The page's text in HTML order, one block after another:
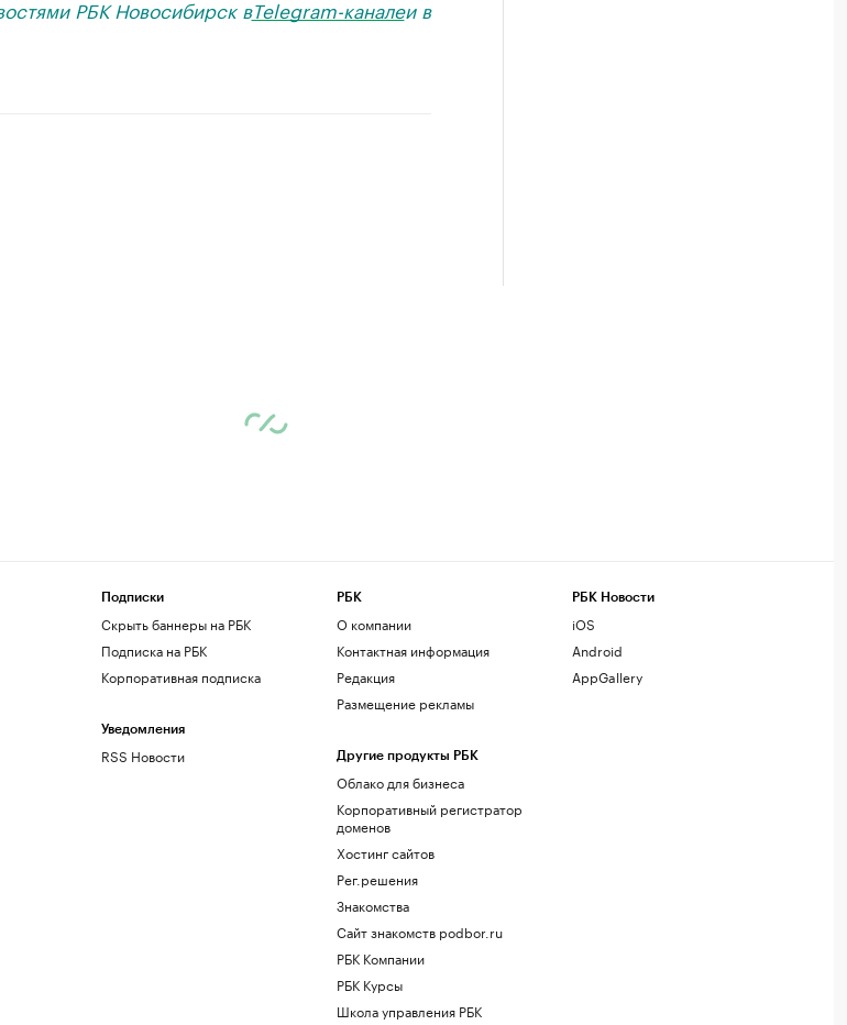
РБК Новосибирск вTelegram-каналеи в
Подписки
Скрыть баннеры на РБК
Подписка на РБК
Корпоративная подписка
Уведомления
RSS Новости
РБК
О компании
Контактная информация
Редакция
Размещение рекламы
Другие продукты РБК
Облако для бизнеса
Корпоративный регистратор
доменов
Хостинг сайтов
Рег.решения
Знакомства
Сайт знакомств podbor.ru
РБК Компании
РБК Курсы
Школа управления РБК
РБК Новости
iOS
Android
AppGallery